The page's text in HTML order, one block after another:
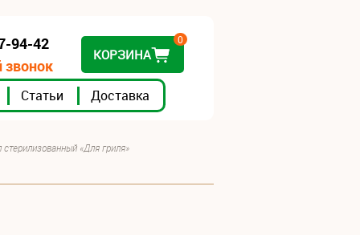
Статьи Доставка
94-42
КОРЗИНА
0
стерилизованный «Для гриля»